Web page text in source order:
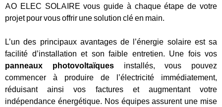
AO ELEC SOLAIRE vous guide à chaque étape de votre
projet pour vous offrir une solution clé en main.
L’un des principaux avantages de l’énergie solaire est sa
facilité d’installation et son faible entretien. Une fois vos
panneaux photovoltaïquesinstallés, vous pouvez
commencer à produire de l’électricité immédiatement,
réduisant ainsi vos factures et augmentant votre
indépendance énergétique. Nos équipes assurent une mise